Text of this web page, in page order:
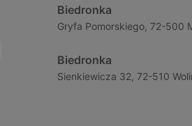
Biedronka
Gryfa Pomorskiego, 72-500
Biedronka
Sienkiewicza 32, 72-510